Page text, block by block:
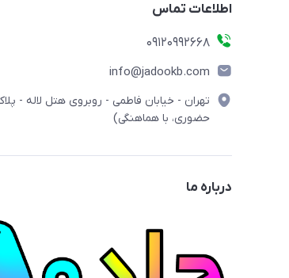
اطلاعات تماس
09120992668
info@jadookb.com
حضوری، با هماهنگی)
درباره ما